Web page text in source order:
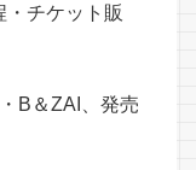
・チケット販
B＆ZAI、発売